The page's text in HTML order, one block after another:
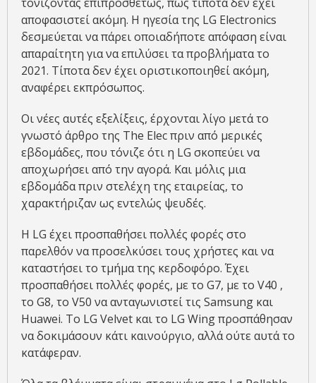
αποφασιστεί ακόμη. Η ηγεσία της LG Electronics
δεσμεύεται να πάρει οποιαδήποτε απόφαση είναι
απαραίτητη για να επιλύσει τα προβλήματα το
2021. Τίποτα δεν έχει οριστικοποιηθεί ακόμη,
αναφέρει εκπρόσωπος.
Οι νέες αυτές εξελίξεις, έρχονται λίγο μετά το
γνωστό άρθρο της The Elec πριν από μερικές
εβδομάδες, που τόνιζε ότι η LG σκοπεύει να
αποχωρήσει από την αγορά. Και μόλις μια
εβδομάδα πριν στελέχη της εταιρείας, το
χαρακτήριζαν ως εντελώς ψευδές.
Η LG έχει προσπαθήσει πολλές φορές στο
παρελθόν να προσελκύσει τους χρήστες και να
καταστήσει το τμήμα της κερδοφόρο. Έχει
προσπαθήσει πολλές φορές, με το G7, με το V40 ,
το G8, το V50 να ανταγωνιστεί τις Samsung και
Huawei. Το LG Velvet και το LG Wing προσπάθησαν
να δοκιμάσουν κάτι καινούργιο, αλλά ούτε αυτά το
κατάφεραν.